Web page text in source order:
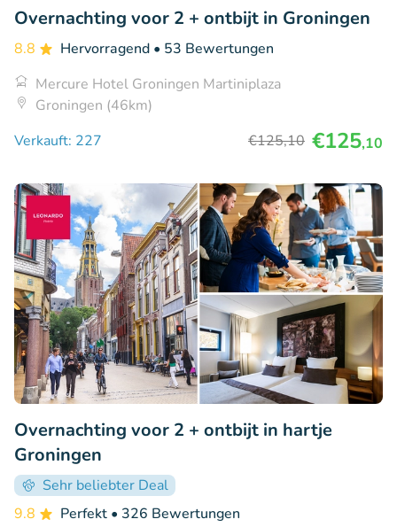
Overnachting voor 2 + ontbijt in Groningen
8.8 Hervorragend • 53 Bewertungen
Mercure Hotel Groningen Martiniplaza
Groningen (46km)
Verkauft: 227
€125,10 €125,10
Overnachting voor 2 + ontbijt in hartje
Groningen
Sehr beliebter Deal
9.8
Perfekt • 326 Bewertungen